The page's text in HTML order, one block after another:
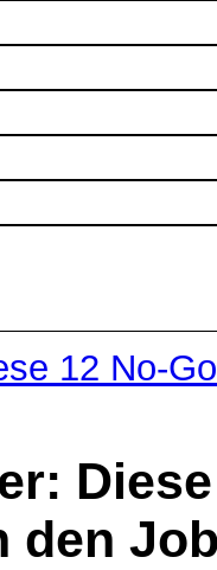
12 No-
den